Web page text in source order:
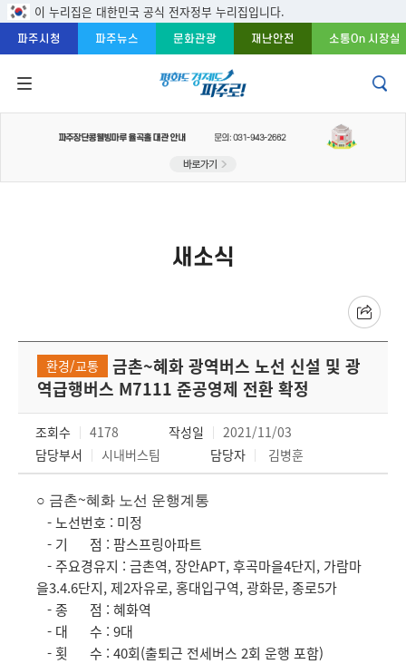
본문 바로가기
주메뉴 바로가기
푸터 바로가기
이 누리집은 대한민국 공식 전자정부 누리집입니다.
파주시청 파주뉴스 문화관광 재난안전 소통On 시장실
새소식
환경/교통
금촌~혜화 광역버스 노선 신설 및 광
역급행버스 M7111 준공영제 전환 확정
조회수 4178 작성일
2021/11/03
담당부서
시내버스팀 담당자 김병훈
○ 금촌~혜화 노선 운행계통
- 노선번호 : 미정
- 기 점 : 팜스프링아파트
- 주요경유지 : 금촌역, 장안APT, 후곡마을4단지, 가람마
을3.4.6단지, 제2자유로, 홍대입구역, 광화문, 종로5가
- 종 점 : 혜화역
- 대 수 : 9대
- 횟 수 : 40회(출퇴근 전세버스 2회 운행 포함)